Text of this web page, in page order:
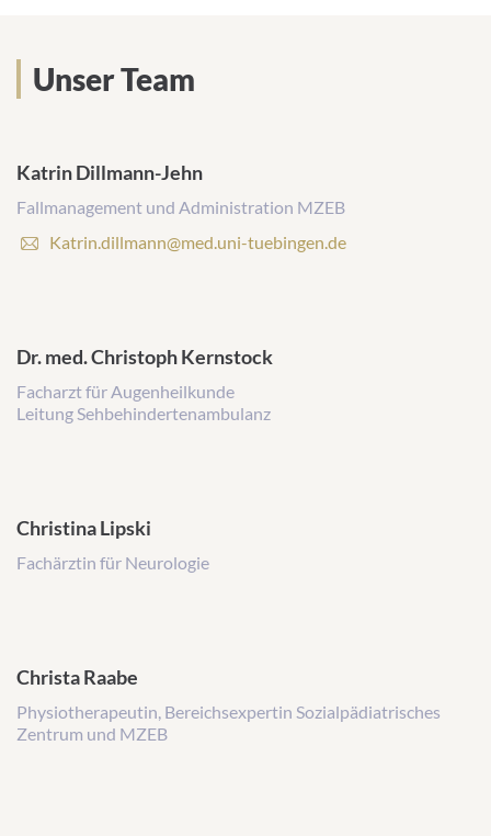
Unser Team
Katrin Dillmann-Jehn
Fallmanagement und Administration MZEB
E
l
A
d
e
Katrin.dillmann@med.uni-tuebingen.de
Dr. med. Christoph Kernstock
Facharzt für Augenheilkunde
Leitung Sehbehindertenambulanz
Christina Lipski
Fachärztin für Neurologie
Christa Raabe
Physiotherapeutin, Bereichsexpertin Sozialpädiatrisches
Zentrum und MZEB